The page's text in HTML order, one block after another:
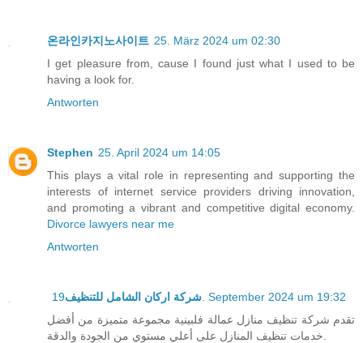
온라인카지노사이트 25. März 2024 um 02:30
I get pleasure from, cause I found just what I used to be
having a look for.
Antworten
Stephen 25. April 2024 um 14:05
This plays a vital role in representing and supporting the
interests of internet service providers driving innovation,
and promoting a vibrant and competitive digital economy.
Divorce lawyers near me
Antworten
شركة اركان الشامل للتنظيف 19. September 2024 um 19:32
تقدم شركة تنظيف منازل عمالة فلبينية مجموعة متميزة من أفضل